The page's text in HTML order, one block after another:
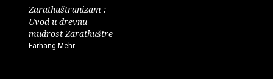
Zarathuštranizam :
Uvod u drevnu
mudrost Zarathuštre
Farhang Mehr